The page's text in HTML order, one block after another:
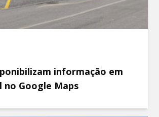
informação em
no Google Maps